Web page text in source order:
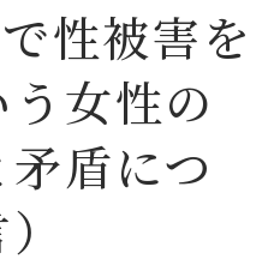
牧師の裁判
動
性被害を
女性の
盾につ